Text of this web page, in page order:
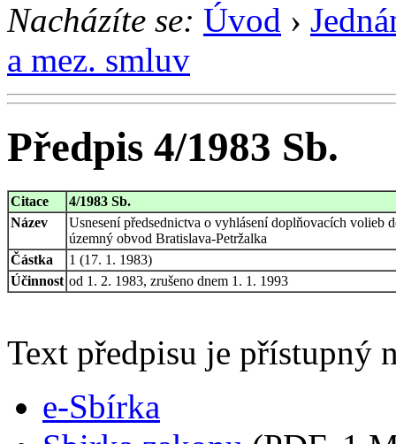
Nacházíte se: Úvod ›
a mez. smluv
Předpis 4/1983 Sb.
Citace
4/1983 Sb.
Název
Usnesení předsednictva o vyhlásení doplňovacích volieb
územný obvod Bratislava-Petržalka
Částka
1 (17. 1. 1983)
Účinnost od 1. 2. 1983, zrušeno dnem 1. 1. 1993
Text předpisu je přístupný
e-Sbírka